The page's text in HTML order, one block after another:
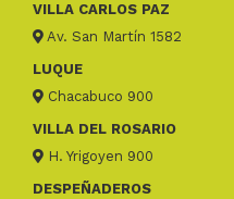
VILLA CARLOS PAZ
Av. San Martín 1582
LUQUE
Chacabuco 900
VILLA DEL ROSARIO
H. Yrigoyen 900
DESPEÑADEROS